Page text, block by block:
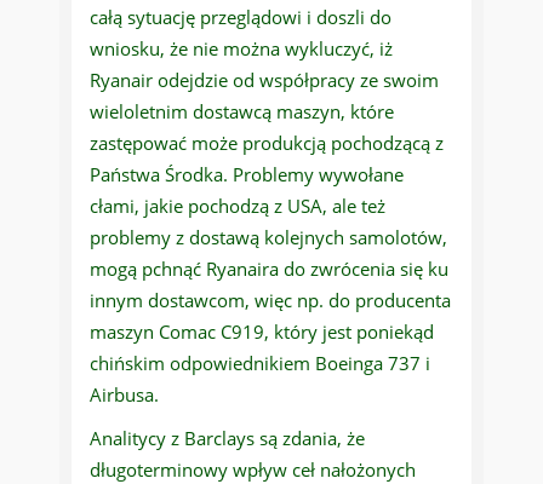
całą sytuację przeglądowi i doszli do
wniosku, że nie można wykluczyć, iż
Ryanair odejdzie od współpracy ze swoim
wieloletnim dostawcą maszyn, które
zastępować może produkcją pochodzącą z
Państwa Środka. Problemy wywołane
cłami, jakie pochodzą z USA, ale też
problemy z dostawą kolejnych samolotów,
mogą pchnąć Ryanaira do zwrócenia się ku
innym dostawcom, więc np. do producenta
maszyn Comac C919, który jest poniekąd
chińskim odpowiednikiem Boeinga 737 i
Airbusa.
Analitycy z Barclays są zdania, że
długoterminowy wpływ ceł nałożonych